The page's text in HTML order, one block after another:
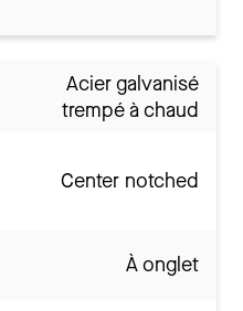
Acier galvanisé
trempé à chaud
Center notched
À onglet